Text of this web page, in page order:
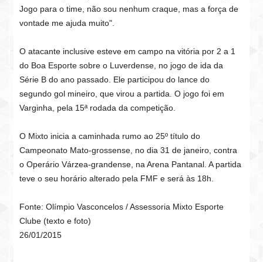
Jogo para o time, não sou nenhum craque, mas a força de
vontade me ajuda muito".
O atacante inclusive esteve em campo na vitória por 2 a 1
do Boa Esporte sobre o Luverdense, no jogo de ida da
Série B do ano passado. Ele participou do lance do
segundo gol mineiro, que virou a partida. O jogo foi em
Varginha, pela 15ª rodada da competição.
O Mixto inicia a caminhada rumo ao 25º título do
Campeonato Mato-grossense, no dia 31 de janeiro, contra
o Operário Várzea-grandense, na Arena Pantanal. A partida
teve o seu horário alterado pela FMF e será às 18h.
Fonte: Olímpio Vasconcelos / Assessoria Mixto Esporte
Clube (texto e foto)
26/01/2015